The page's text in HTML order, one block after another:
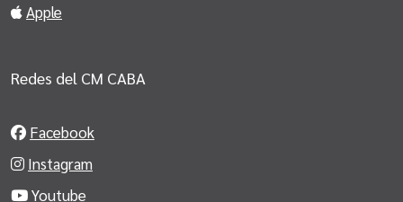
Apple
Redes del CM CABA
Facebook
Instagram
Youtube